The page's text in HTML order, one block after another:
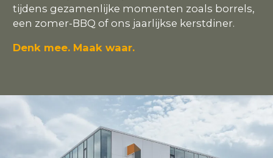
tijdens gezamenlijke momenten zoals borrels,
een zomer-BBQ of ons jaarlijkse kerstdiner.
Denk mee. Maak waar.